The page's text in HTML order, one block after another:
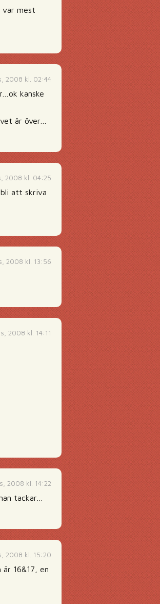
var mest
2008 kl. 02:44
kanske
är över…
2008 kl. 04:25
att skriva
2008 kl. 13:56
2008 kl. 14:11
2008 kl. 14:22
tackar…
2008 kl. 15:20
16&17, en